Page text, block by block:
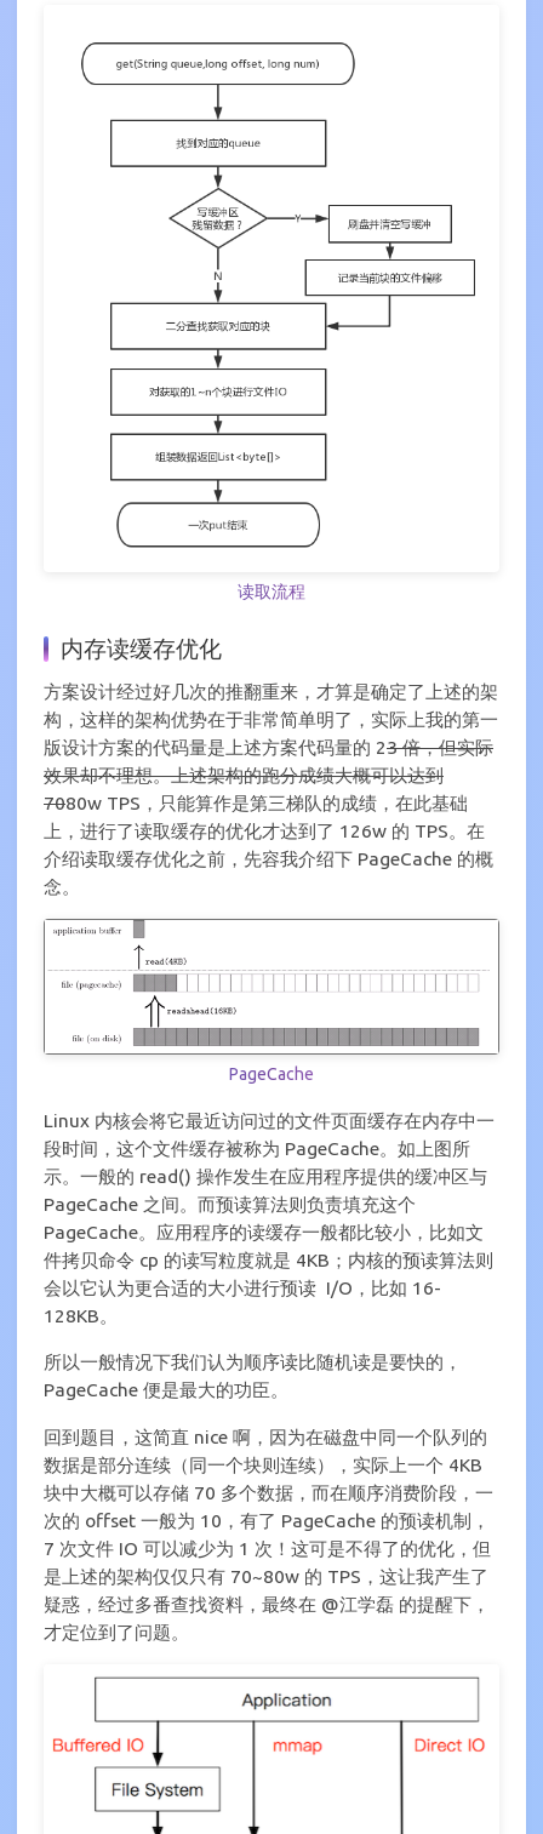
读取流程
内存读缓存优化
方案设计经过好几次的推翻重来，才算是确定了上述的架
构，这样的架构优势在于非常简单明了，实际上我的第一
版设计方案的代码量是上述方案代码量的 23 倍，但实际
效果却不理想。上述架构的跑分成绩大概可以达到
7080w TPS，只能算作是第三梯队的成绩，在此基础
上，进行了读取缓存的优化才达到了 126w 的 TPS。在
介绍读取缓存优化之前，先容我介绍下 PageCache 的概
念。
PageCache
Linux 内核会将它最近访问过的文件页面缓存在内存中一
段时间，这个文件缓存被称为 PageCache。如上图所
示。一般的 read() 操作发生在应用程序提供的缓冲区与
PageCache 之间。而预读算法则负责填充这个
PageCache。应用程序的读缓存一般都比较小，比如文
件拷贝命令 cp 的读写粒度就是 4KB；内核的预读算法则
会以它认为更合适的大小进行预读 I/O，比如 16-
128KB。
所以一般情况下我们认为顺序读比随机读是要快的，
PageCache 便是最大的功臣。
回到题目，这简直 nice 啊，因为在磁盘中同一个队列的
数据是部分连续（同一个块则连续），实际上一个 4KB
块中大概可以存储 70 多个数据，而在顺序消费阶段，一
次的 offset 一般为 10，有了 PageCache 的预读机制，
7 次文件 IO 可以减少为 1 次！这可是不得了的优化，但
是上述的架构仅仅只有 70~80w 的 TPS，这让我产生了
疑惑，经过多番查找资料，最终在 @江学磊 的提醒下，
才定位到了问题。